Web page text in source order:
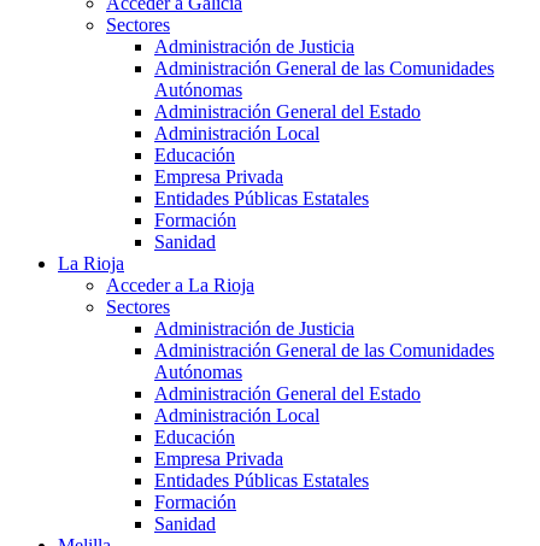
Sectores
Administración de Justicia
Administración General de las Comunidades
Autónomas
Administración General del Estado
Administración Local
Educación
Empresa Privada
Entidades Públicas Estatales
Formación
Sanidad
La Rioja
Acceder a La Rioja
Sectores
Administración de Justicia
Administración General de las Comunidades
Autónomas
Administración General del Estado
Administración Local
Educación
Empresa Privada
Entidades Públicas Estatales
Formación
Sanidad